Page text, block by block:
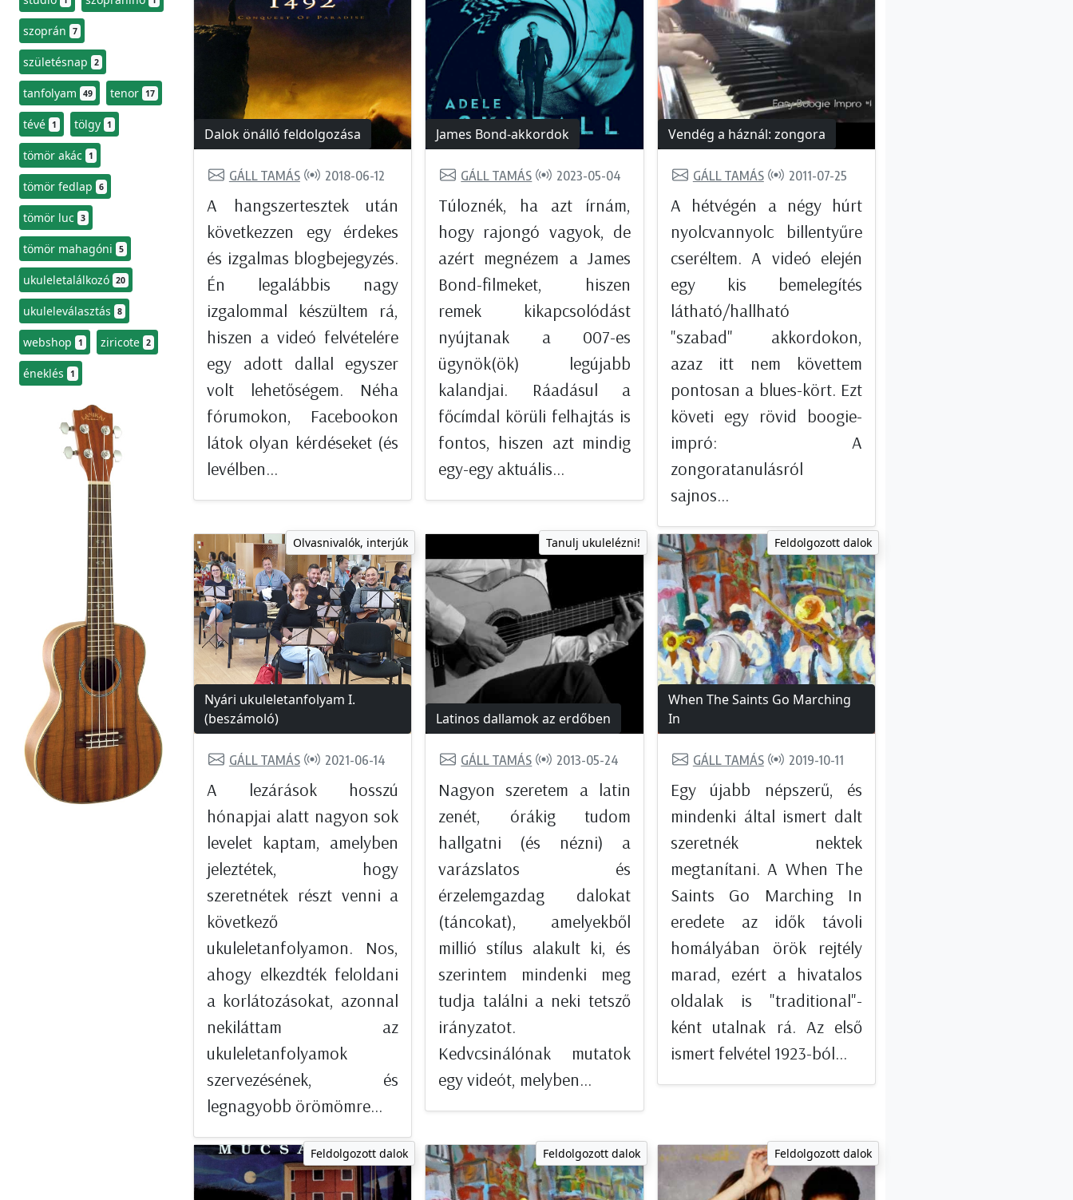
szoprán 7
születésnap 2
tanfolyam 49 tenor 17
tévé 1 tölgy 1
tömör akác 1
tömör fedlap 6
tömör luc 3
tömör mahagóni 5
ukuleletalálkozó 20
ukuleleválasztás 8
webshop 1 ziricote 2
éneklés 1
Dalok önálló feldolgozása
GÁLL TAMÁS 2018-06-12
A hangszertesztek után
következzen egy érdekes
és izgalmas blogbejegyzés.
Én legalábbis nagy
izgalommal készültem rá,
hiszen a videó felvételére
egy adott dallal egyszer
volt lehetőségem. Néha
fórumokon, Facebookon
látok olyan kérdéseket (és
levélben...
James Bond-akkordok
GÁLL TAMÁS 2023-05-04
Túloznék, ha azt írnám,
hogy rajongó vagyok, de
azért megnézem a James
Bond-filmeket, hiszen
remek kikapcsolódást
nyújtanak a 007-es
ügynök(ök) legújabb
kalandjai. Ráadásul a
főcímdal körüli felhajtás is
fontos, hiszen azt mindig
egy-egy aktuális...
Vendég a háznál: zongora
GÁLL TAMÁS 2011-07-25
A hétvégén a négy húrt
nyolcvannyolc billentyűre
cseréltem. A videó elején
egy kis bemelegítés
látható/hallható
"szabad" akkordokon,
azaz itt nem követtem
pontosan a blues-kört. Ezt
követi egy rövid boogie-
impró: A
zongoratanulásról
sajnos...
Olvasnivalók, interjúk
Nyári ukuleletanfolyam I.
(beszámoló)
GÁLL TAMÁS 2021-06-14
A lezárások hosszú
hónapjai alatt nagyon sok
levelet kaptam, amelyben
jeleztétek, hogy
szeretnétek részt venni a
következő
ukuleletanfolyamon. Nos,
ahogy elkezdték feloldani
a korlátozásokat, azonnal
nekiláttam az
ukuleletanfolyamok
szervezésének, és
legnagyobb örömömre...
Tanulj ukulelézni!
Latinos dallamok az erdőben
GÁLL TAMÁS 2013-05-24
Nagyon szeretem a latin
zenét, órákig tudom
hallgatni (és nézni) a
varázslatos és
érzelemgazdag dalokat
(táncokat), amelyekből
millió stílus alakult ki, és
szerintem mindenki meg
tudja találni a neki tetsző
irányzatot.
Kedvcsinálónak mutatok
egy videót, melyben...
Feldolgozott dalok
When The Saints Go Marching
In
GÁLL TAMÁS 2019-10-11
Egy újabb népszerű, és
mindenki által ismert dalt
szeretnék nektek
megtanítani. A When The
Saints Go Marching In
eredete az idők távoli
homályában örök rejtély
marad, ezért a hivatalos
oldalak is "traditional"-
ként utalnak rá. Az első
ismert felvétel 1923-ból...
Feldolgozott dalok Feldolgozott dalok Feldolgozott dalok